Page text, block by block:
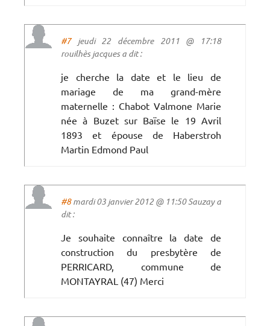
#7jeudi 22 décembre 2011 @ 17:18
rouilhès jacques a dit :
je cherche la date et le lieu de
mariage de ma grand-mère
maternelle : Chabot Valmone Marie
née à Buzet sur Baïse le 19 Avril
1893 et épouse de Haberstroh
Martin Edmond Paul
#8mardi 03 janvier 2012 @ 11:50 Sauzay a
dit :
Je souhaite connaître la date de
construction du presbytère de
PERRICARD, commune de
MONTAYRAL (47) Merci